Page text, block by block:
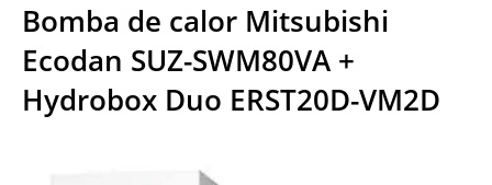
Bomba de calor Mitsubishi
Ecodan SUZ-SWM80VA +
Hydrobox Duo ERST20D-VM2D